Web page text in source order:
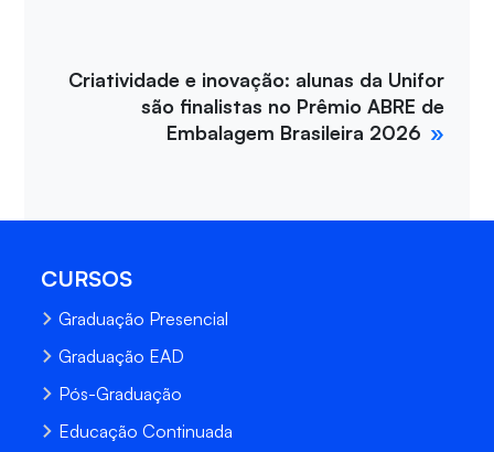
Criatividade e inovação: alunas da Unifor
são finalistas no Prêmio ABRE de
Embalagem Brasileira 2026
CURSOS
Graduação Presencial
Graduação EAD
Pós-Graduação
Educação Continuada